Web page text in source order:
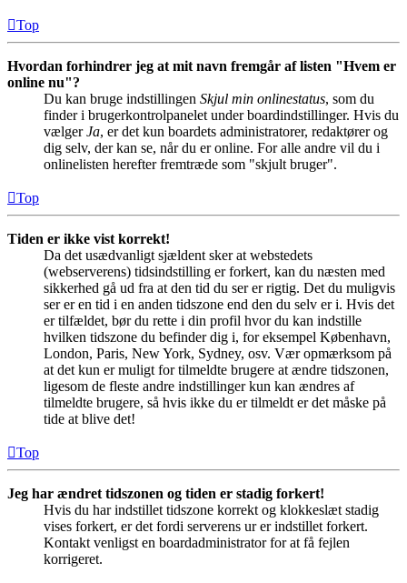
Top
Hvordan forhindrer jeg at mit navn fremgår af listen "Hvem er
online nu"?
Du kan bruge indstillingen Skjul min onlinestatus, som du
finder i brugerkontrolpanelet under boardindstillinger. Hvis du
vælgerJa, er det kun boardets administratorer, redaktører og
dig selv, der kan se, når du er online. For alle andre vil du i
onlinelisten herefter fremtræde som "skjult bruger".
Top
Tiden er ikke vist korrekt!
Da det usædvanligt sjældent sker at webstedets
(webserverens) tidsindstilling er forkert, kan du næsten med
sikkerhed gå ud fra at den tid du ser er rigtig. Det du muligvis
ser er en tid i en anden tidszone end den du selv er i. Hvis det
er tilfældet, bør du rette i din profil hvor du kan indstille
hvilken tidszone du befinder dig i, for eksempel København,
London, Paris, New York, Sydney, osv. Vær opmærksom på
at det kun er muligt for tilmeldte brugere at ændre tidszonen,
ligesom de fleste andre indstillinger kun kan ændres af
tilmeldte brugere, så hvis ikke du er tilmeldt er det måske på
tide at blive det!
Top
Jeg har ændret tidszonen og tiden er stadig forkert!
Hvis du har indstillet tidszone korrekt og klokkeslæt stadig
vises forkert, er det fordi serverens ur er indstillet forkert.
Kontakt venligst en boardadministrator for at få fejlen
korrigeret.